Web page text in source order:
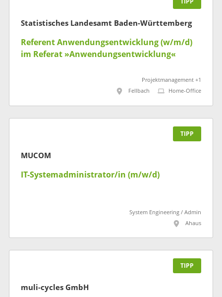
Statistisches Landesamt Baden-Württemberg
Referent Anwendungsentwicklung (w/m/d)
im Referat »Anwendungsentwicklung«
Projektmanagement +1
Fellbach
Home-Office
TIPP
MUCOM
IT-Systemadministrator/in (m/w/d)
System Engineering / Admin
Ahaus
TIPP
muli-cycles GmbH